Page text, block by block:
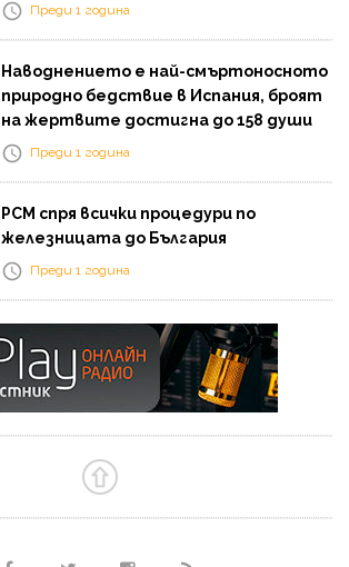
Преди 1 година
Наводнението е най-смъртоносното
природно бедствие в Испания, броят
на жертвите достигна до 158 души
Преди 1 година
РСМ спря всички процедури по
железницата до България
Преди 1 година